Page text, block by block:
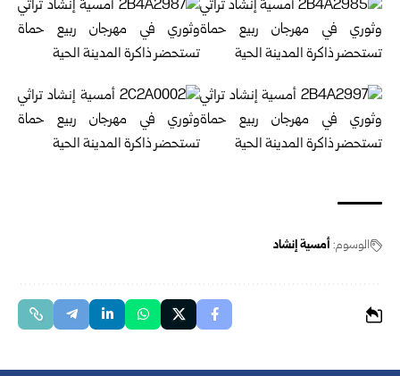
الوسوم:أمسية إنشاد